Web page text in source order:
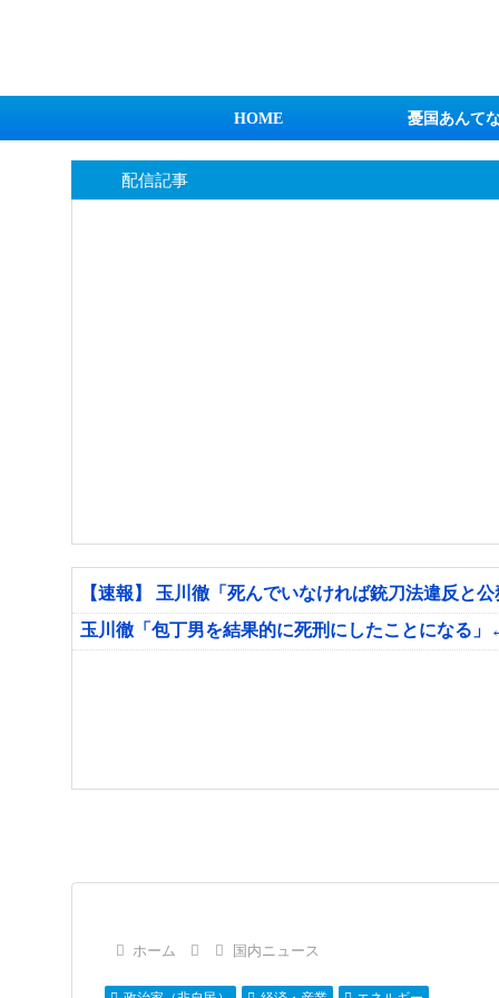
HOME 憂国あんて
配信記事
【速報】 玉川徹「死んでいなければ銃刀法違反と
玉川徹「包丁男を結果的に死刑にしたことになる
ホーム 国内ニュース